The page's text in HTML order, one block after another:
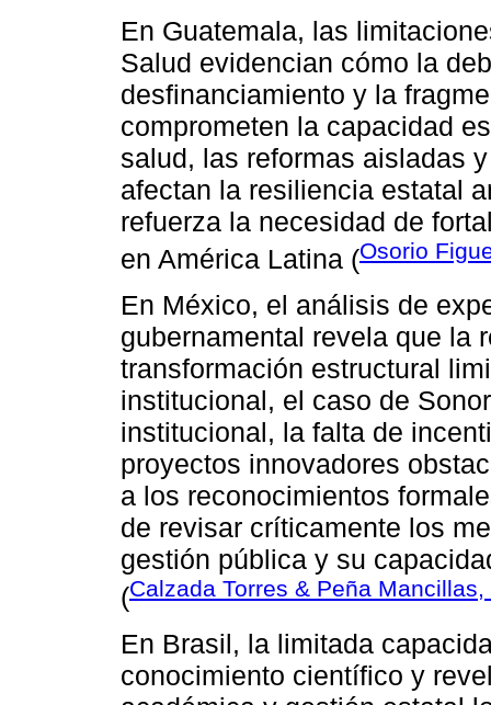
En Guatemala, las
Salud evidencian cómo la
desfinanciamiento y la
comprometen la capacidad
salud, las reformas aisladas
afectan la resiliencia estatal
refuerza la necesidad de
en América Latina (Osorio
En México, el análisis de
gubernamental revela que la
transformación estructural
institucional, el caso de
institucional, la falta de
proyectos innovadores
a los reconocimientos
de revisar críticamente los
gestión pública y su
(Calzada Torres & Peña Mancillas,
En Brasil, la limitada
conocimiento científico y